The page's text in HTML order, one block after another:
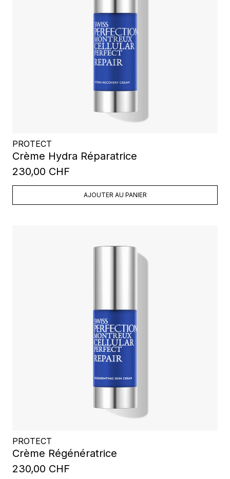
PROTECT
Crème Hydra Réparatrice
230,00 CHF
AJOUTER AU PANIER
PROTECT
Crème Régénératrice
230,00 CHF